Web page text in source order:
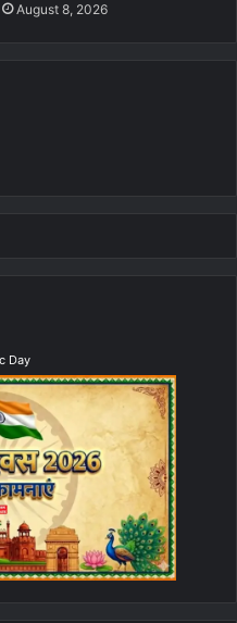
August 8, 2026
Day